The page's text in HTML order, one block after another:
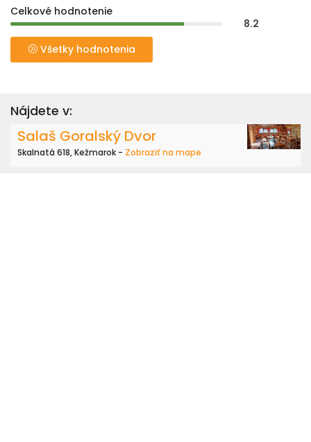
Celkové hodnotenie
8.2
Všetky hodnotenia
Nájdete v:
Salaš Goralský Dvor
Skalnatá 618, Kežmarok - Zobraziť na mape